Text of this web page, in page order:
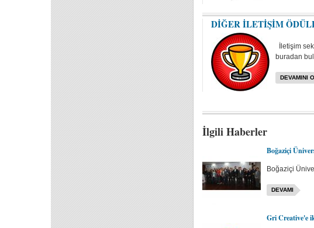
DİĞER İLETİŞİM
İletişim
buradan
DEVAMINI
İlgili Haberler
Boğaziçi
Boğaziçi
DEVAMI
Gri Creative'e